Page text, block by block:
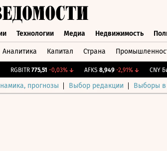
Технологии Медиа Недвижимость
Аналитика Капитал Страна
RGBITR 775,51 -0,03%↓ AFKS 8,949 -2,91%↓ CNY
прогнозы Выбор редакции Выборы в